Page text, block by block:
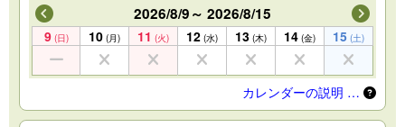
2026/8/9～ 2026/8/15
9 (日) 10 (月) 11 (火) 12 (水) 13 (木) 14 (金) 15 (土)
カレンダーの説明 …